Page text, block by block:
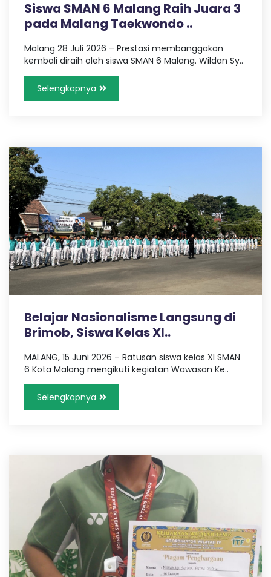
Siswa SMAN 6 Malang Raih Juara 3
pada Malang Taekwondo ..
Malang 28 Juli 2026 – Prestasi membanggakan
kembali diraih oleh siswa SMAN 6 Malang. Wildan Sy..
Selengkapnya
Belajar Nasionalisme Langsung di
Brimob, Siswa Kelas XI..
MALANG, 15 Juni 2026 – Ratusan siswa kelas XI SMAN
6 Kota Malang mengikuti kegiatan Wawasan Ke..
Selengkapnya